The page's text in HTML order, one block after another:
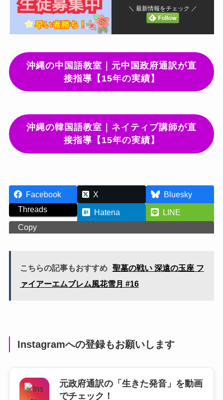
＼ 最新情報をチェック ／
沖縄の中国語教室｜元中国政府通訳が直
接指導【15年の実績】
沖縄の韓国語教室｜ネイティブ講師が直
接指導【15年の実績】
Facebook X
Bluesky
Threads
Hatena
LINE
Copy
こちらの記事もおすすめ 聖墓の戦い 深遠の玉座 フ
ァイアーエムブレム風花雪月 #16
Instagramへの登録もお願いします
元政府通訳の「生きた発音」を動画
でチェック！